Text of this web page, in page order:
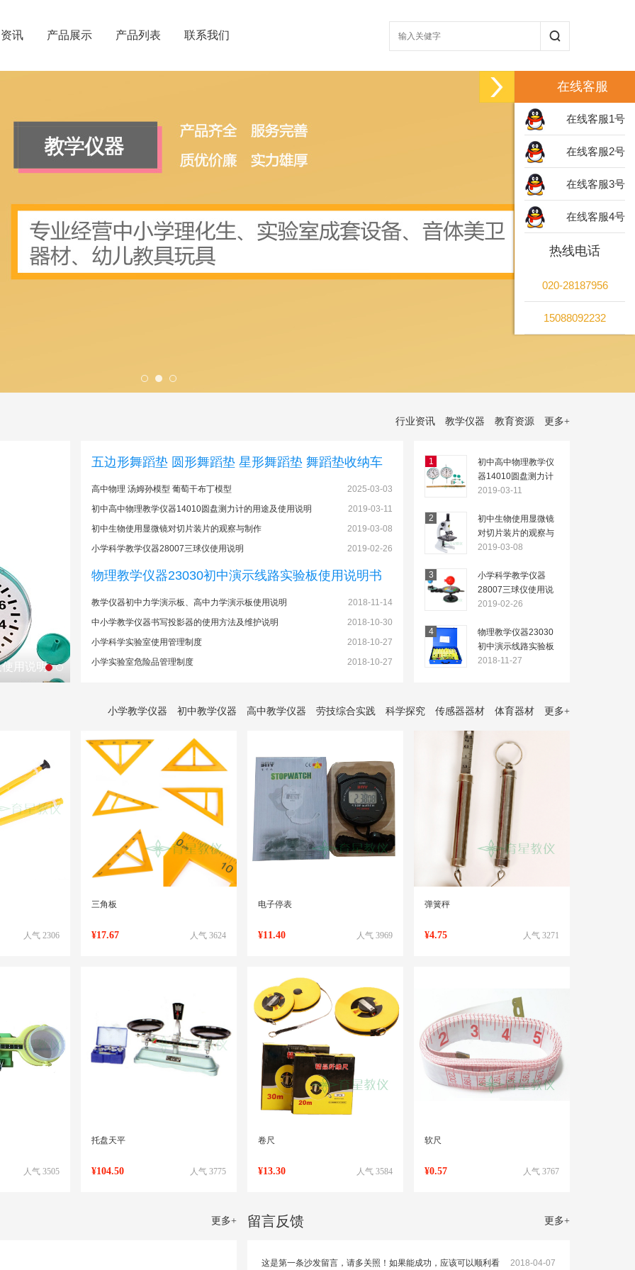
讯 产品展示 产品列表 联系我们
行业资讯 教学仪器 教育资源 更多+
用说明
五边形舞蹈垫 圆形舞蹈垫 星形舞蹈垫 舞蹈垫收纳车
2025-03-03
高中物理 汤姆孙模型 葡萄干布丁模型
2019-03-11
初中高中物理教学仪器14010圆盘测力计的用途及使用说明
2019-03-08
初中生物使用显微镜对切片装片的观察与制作
2019-02-26
小学科学教学仪器28007三球仪使用说明
物理教学仪器23030初中演示线路实验板使用说明书
2018-11-14
​教学仪器初中力学演示板、高中力学演示板使用说明
2018-10-30
中小学教学仪器书写投影器的使用方法及维护说明
2018-10-27
小学科学实验室使用管理制度
2018-10-27
小学实验室危险品管理制度
1
初中高中物理教学仪
器14010圆盘测力计
的用途及使用说明
2019-03-11
2
初中生物使用显微镜
对切片装片的观察与
制作
2019-03-08
3
小学科学教学仪器
28007三球仪使用说
明
2019-02-26
4
物理教学仪器23030
初中演示线路实验板
使用说明书
2018-11-27
小学教学仪器 初中教学仪器 高中教学仪器 劳技综合实践 科学探究 传感器器材 体育器材 更多+
人气 2306
三角板
人气 3624
¥17.67
电子停表
人气 3969
¥11.40
弹簧秤
人气 3271
¥4.75
人气 3505
托盘天平
人气 3775
¥104.50
卷尺
人气 3584
¥13.30
软尺
人气 3767
¥0.57
更多+ 留言反馈 更多+
2018-04-07
这是第一条沙发留言，请多关照！如果能成功，应该可以顺利看
在线客服
在线客服1号
在线客服2号
在线客服3号
在线客服4号
热线电话
020-28187956
15088092232